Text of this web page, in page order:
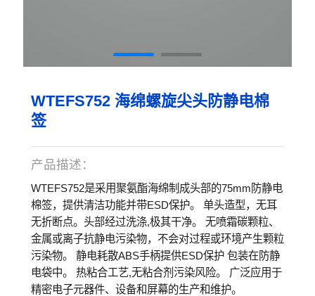
WTEFS752 海绵螺旋尖头防静电棉
签
产品描述：
WTEFS752是采用聚氨酯海绵制成头部的75mm防静电
棉签，提供清洁功能并带ESD保护。 单头造型，无耳
无折断点。头部经过洗涤,极其干净。 无喷霜碳颗粒、
金属或离子抗静电污染物，不会对过程或环境产生颗粒
污染物。 静电耗散ABS手柄提供ESD保护 包装在防静
电袋中。 热粘合工艺,无粘合剂污染风险。 广泛应用于
精密电子元器件、设备和屏幕的生产和维护。